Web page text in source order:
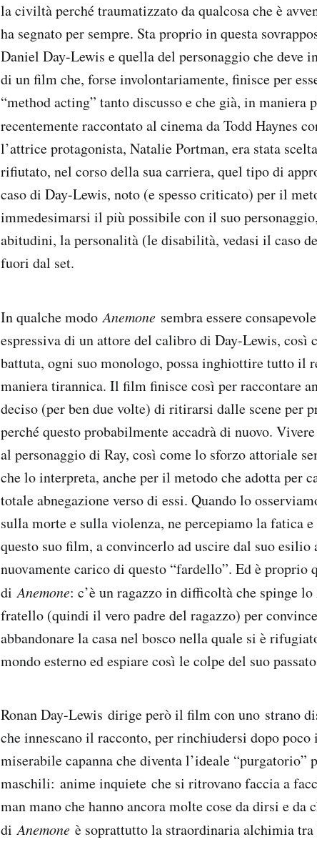
la civiltà perché traumatizzato da qualcosa che è
ha segnato per sempre. Sta proprio in questa
Daniel Day-Lewis e quella del personaggio che deve
di un film che, forse involontariamente, finisce per
“method acting” tanto discusso e che già, in maniera
recentemente raccontato al cinema da Todd Haynes
l’attrice protagonista, Natalie Portman, era stata
rifiutato, nel corso della sua carriera, quel tipo di
caso di Day-Lewis, noto (e spesso criticato) per il
immedesimarsi il più possibile con il suo
abitudini, la personalità (le disabilità, vedasi il caso
fuori dal set.
In qualche modoAnemone sembra essere
espressiva di un attore del calibro di Day-Lewis, così
battuta, ogni suo monologo, possa inghiottire tutto il
maniera tirannica. Il film finisce così per raccontare
deciso (per ben due volte) di ritirarsi dalle scene per
perché questo probabilmente accadrà di nuovo.
al personaggio di Ray, così come lo sforzo attoriale
che lo interpreta, anche per il metodo che adotta per
totale abnegazione verso di essi. Quando lo
sulla morte e sulla violenza, ne percepiamo la fatica
questo suo film, a convincerlo ad uscire dal suo
nuovamente carico di questo “fardello”. Ed è proprio
diAnemone: c’è un ragazzo in difficoltà che spinge
fratello (quindi il vero padre del ragazzo) per
abbandonare la casa nel bosco nella quale si è
mondo esterno ed espiare così le colpe del suo
Ronan Day-Lewis dirige però il film con uno strano
che innescano il racconto, per rinchiudersi dopo
miserabile capanna che diventa l’ideale “purgatorio”
maschili: anime inquiete che si ritrovano faccia a
man mano che hanno ancora molte cose da dirsi e
diAnemone è soprattutto la straordinaria alchimia